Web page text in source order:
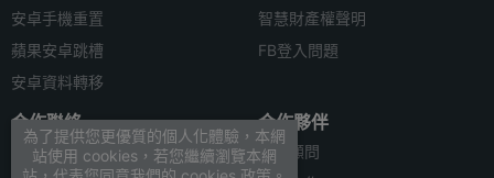
安卓手機重置
蘋果安卓跳槽
安卓資料轉移
智慧財產權聲明
FB登入問題
合作聯絡
廣告刊登
合作夥伴
法律顧問
為了提供您更優質的個人化體驗，本網
站使用 cookies，若您繼續瀏覽本網